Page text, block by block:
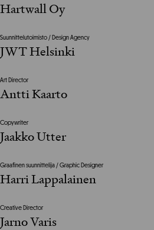
Hartwall Oy
Suunnittelutoimisto / Design Agency
JWT Helsinki
Art Director
Antti Kaarto
Copywriter
Jaakko Utter
Graafinen suunnittelija / Graphic Designer
Harri Lappalainen
Creative Director
Jarno Varis